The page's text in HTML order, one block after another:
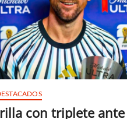
con triplete